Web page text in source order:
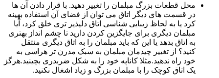
محل قطعات بزرگ مبلمان را تغییر دهید. با قرار دادن آن ها
در قسمت های دیگر اتاق می توان از فضای آن استفاده بهینه
کرد یا به لحاظ زیبایی شناسی اتاق دلپذیر تری خلق کرد، آیا
مبلمان دیگری برای جایگزین کردن دارید تا چشم انداز بهتری
به اتاق بدهد یا این که باید مبلمان را به اتاق دیگری منتقل
کنید؟ از تغییر چیدمان مبلمان به سبک مدرن تر هراسی به
خود راه ندهید.مثلا کاناپه خود را به شکل ضربدری بچینید.هرگز
یک اتاق کوچک را با مبلمان بزرگ و زیاد اشغال نکنید.